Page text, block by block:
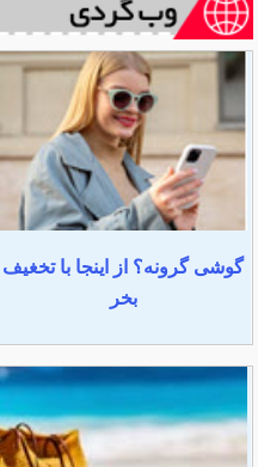
گوشی گرونه؟ از اینجا با تخغیف
بخر